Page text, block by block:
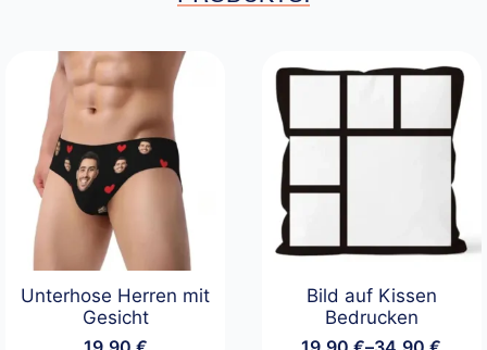
Unterhose Herren mit
Gesicht
Bild auf Kissen
Bedrucken